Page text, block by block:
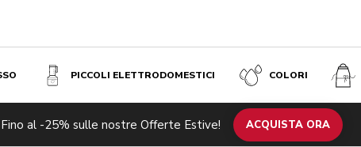
PICCOLI ELETTRODOMESTICI COLORI
Fino al -25% sulle nostre Offerte Estive! ACQUISTA ORA